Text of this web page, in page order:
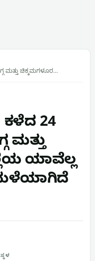
ಮತ್ತು ಚಿಕ್ಕಮಗಳೂರ…
ಕಳೆದ 24
ಮತ್ತು
ಯಾವೆಲ್ಲ
ಮಳೆಯಾಗಿದೆ